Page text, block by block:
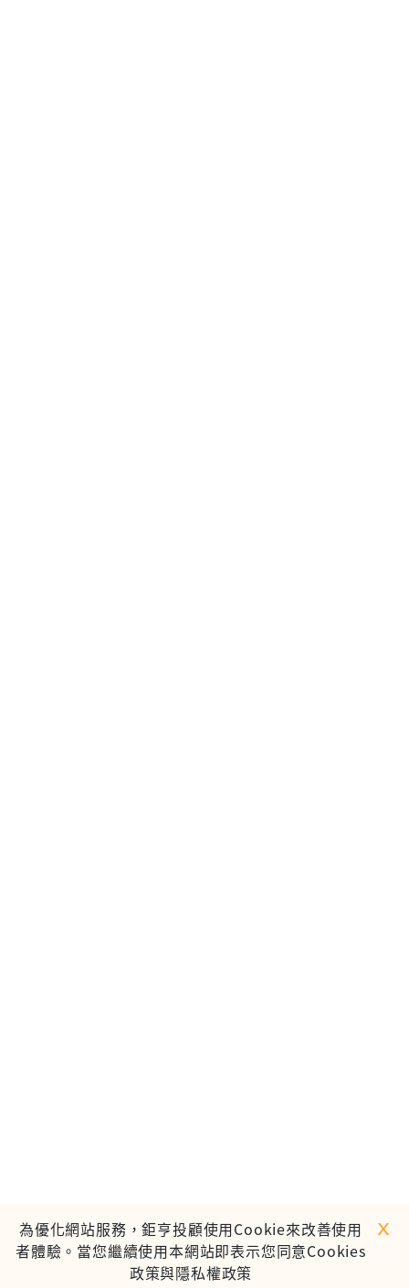
為優化網站服務，鉅亨投顧使用Cookie來改善使用
者體驗。當您繼續使用本網站即表示您同意Cookies
政策與隱私權政策
ｘ